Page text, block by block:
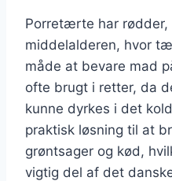
Porretærte har rødder,
middelalderen, hvor
måde at bevare mad
ofte brugt i retter, da
kunne dyrkes i det
praktisk løsning til at
grøntsager og kød,
vigtig del af det